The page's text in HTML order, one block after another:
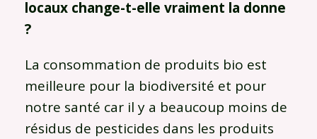
locaux change-t-elle vraiment la donne
?
La consommation de produits bio est
meilleure pour la biodiversité et pour
notre santé car il y a beaucoup moins de
résidus de pesticides dans les produits